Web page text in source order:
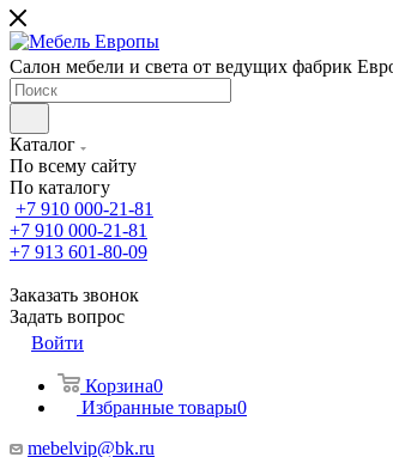
Салон мебели и света от ведущих фабрик
Каталог
По всему сайту
По каталогу
+7 910 000-21-81
+7 910 000-21-81
+7 913 601-80-09
Заказать звонок
Задать вопрос
Войти
Корзина0
Избранные товары0
mebelvip@bk.ru